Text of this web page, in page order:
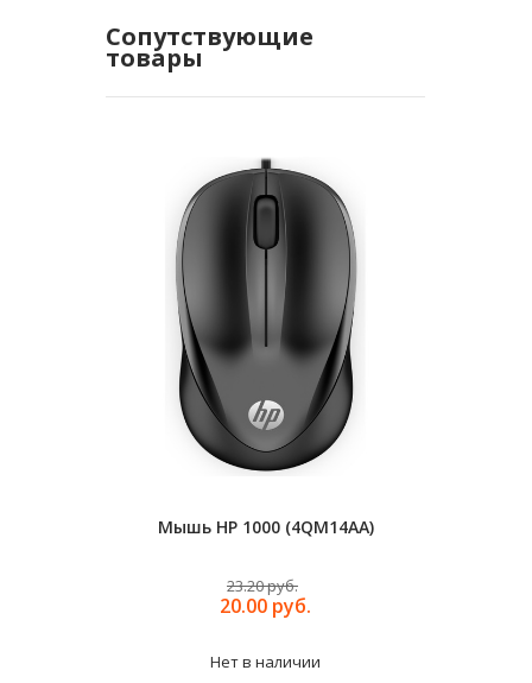
Сопутствующие
товары
Мышь HP 1000 (4QM14AA)
23.20 руб.
20.00 руб.
Нет в наличии